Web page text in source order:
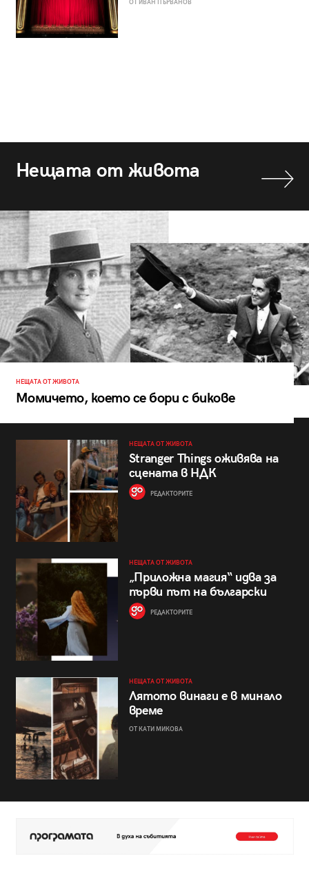
ОТ ИВАН ПЪРВАНОВ
Нещата от живота
НЕЩАТА ОТ ЖИВОТА
Момичето, което се бори с бикове
НЕЩАТА ОТ ЖИВОТА
Stranger Things оживява на
сцената в НДК
РЕДАКТОРИТЕ
НЕЩАТА ОТ ЖИВОТА
„Приложна магия“ идва за
първи път на български
РЕДАКТОРИТЕ
НЕЩАТА ОТ ЖИВОТА
Лятото винаги е в минало
време
ОТ КАТИ МИКОВА